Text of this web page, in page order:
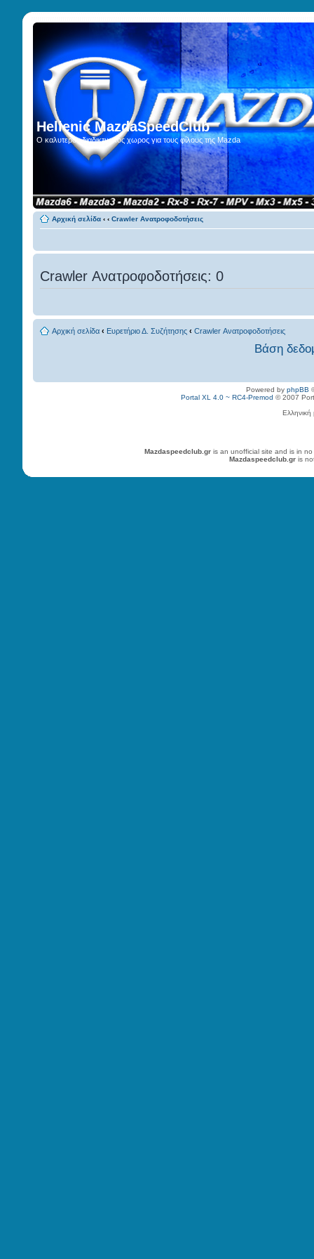
Hellenic MazdaSpeedClub
Ο καλυτερος διαδικτυακος χωρος για τους φίλους της Mazda
Αρχική σελίδα ‹ ‹ Crawler Ανατροφοδοτήσεις
Crawler Ανατροφοδοτήσεις: 0
Αρχική σελίδα ‹ Ευρετήριο Δ. Συζήτησης ‹ Crawler Ανατροφοδοτήσεις
Βάση
Powered by phpBB
Portal XL 4.0 ~ RC4-Premod © 2007
Mazdaspeedclub.gr is an unofficial site and is in
Mazdaspeedclub.gr is